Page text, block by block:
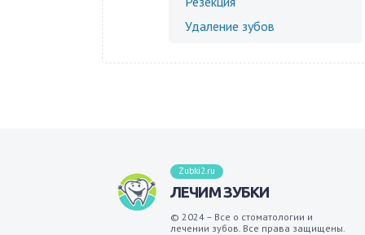
Удаление зубов
Zubki2.ru
ЛЕЧИМ ЗУБКИ
© 2024 – Все о стоматологии и
лечении зубов. Все права защищены.